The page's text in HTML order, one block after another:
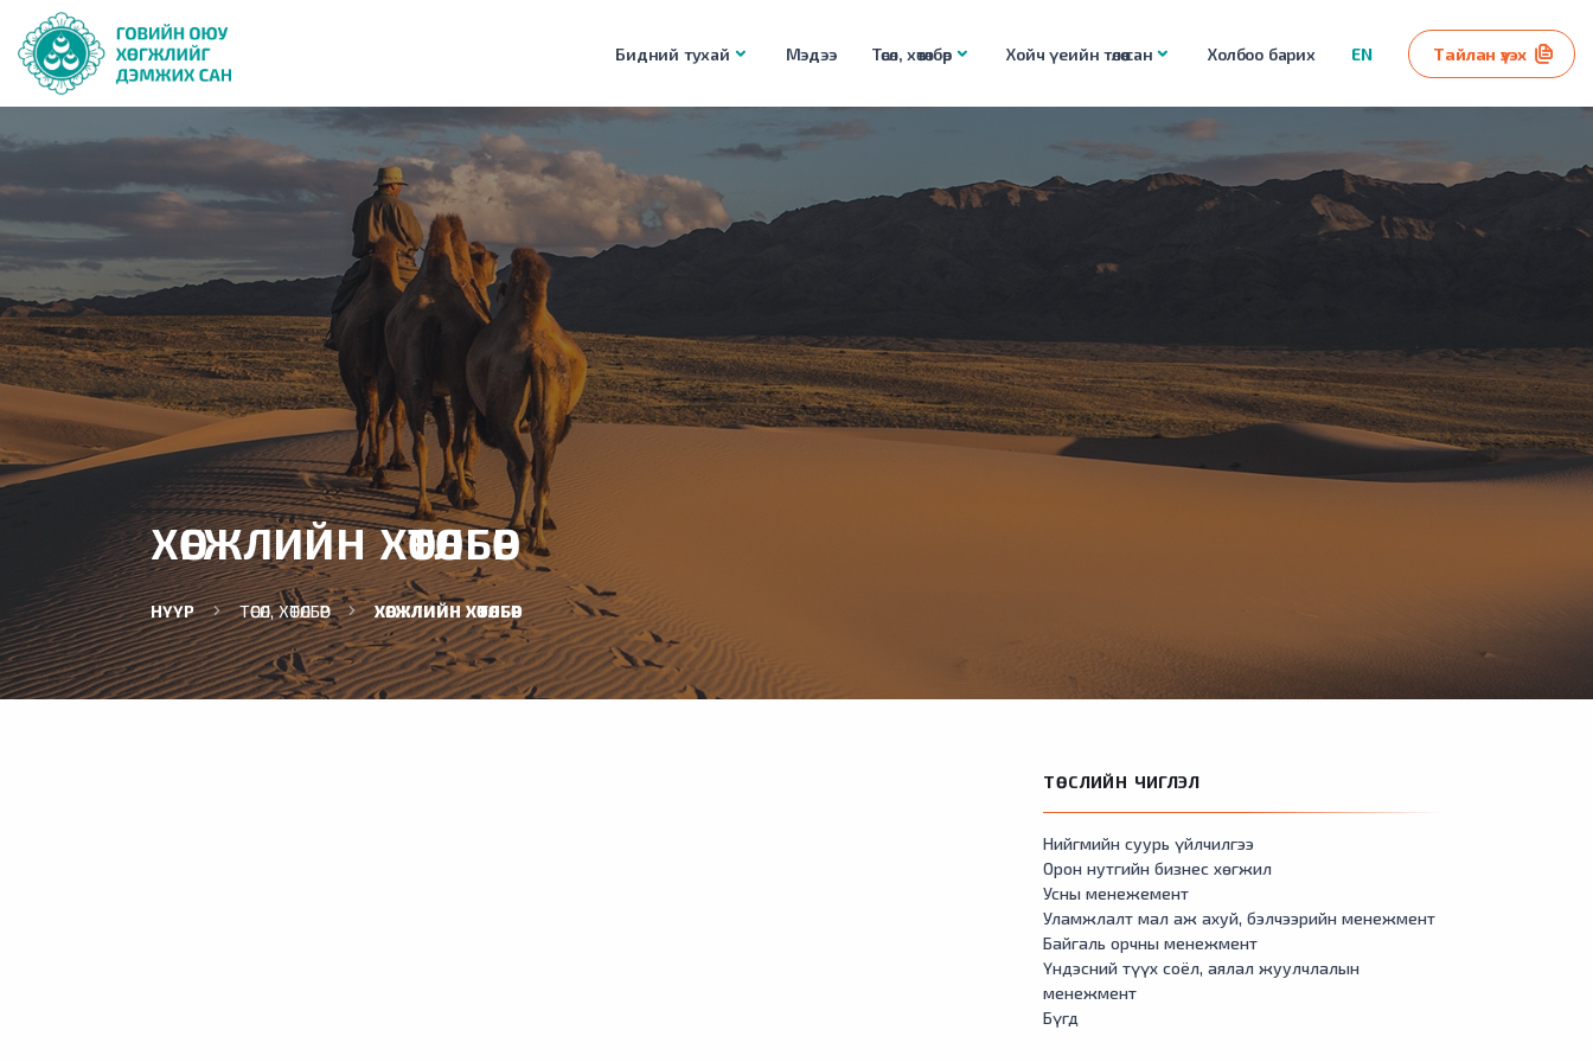
Бидний тухай Мэдээ Төсөл, хөтөлбөр Хойч үеийн төлөө сан Холбоо барих EN Тайлан үзэх
ХӨГЖЛИЙН ХӨТӨЛБӨР
НҮҮР ТӨСӨЛ, ХӨТӨЛБӨР ХӨГЖЛИЙН ХӨТӨЛБӨР
ТӨСЛИЙН ЧИГЛЭЛ
Нийгмийн суурь үйлчилгээ
Орон нутгийн бизнес хөгжил
Усны менежемент
Уламжлалт мал аж ахуй, бэлчээрийн менежмент
Байгаль орчны менежмент
Үндэсний түүх соёл, аялал жуулчлалын
менежмент
Бүгд